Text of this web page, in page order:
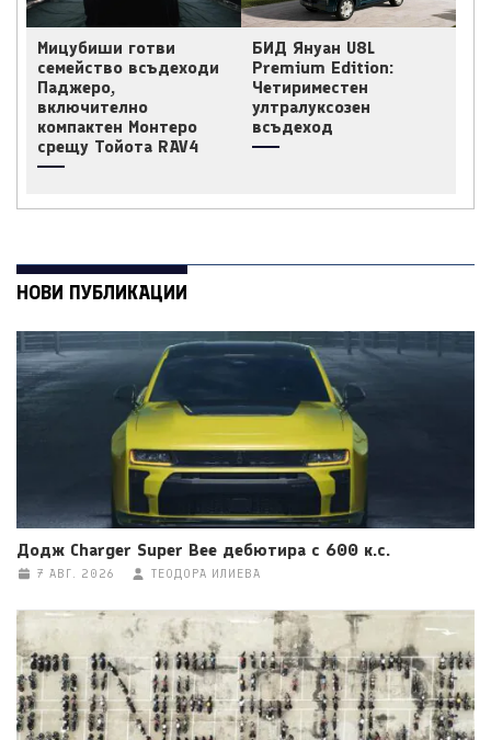
Мицубиши готви
семейство всъдеходи
Паджеро,
включително
компактен Монтеро
срещу Тойота RAV4
БИД Януан U8L
Premium Edition:
Четириместен
ултралуксозен
всъдеход
НОВИ ПУБЛИКАЦИИ
Додж Charger Super Bee дебютира с 600 к.с.
7 АВГ. 2026 ТЕОДОРА ИЛИЕВА